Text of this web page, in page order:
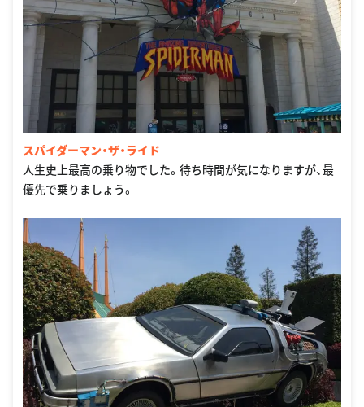
スパイダーマン・ザ・ライド
人生史上最高の乗り物でした。待ち時間が気になりますが、最
優先で乗りましょう。